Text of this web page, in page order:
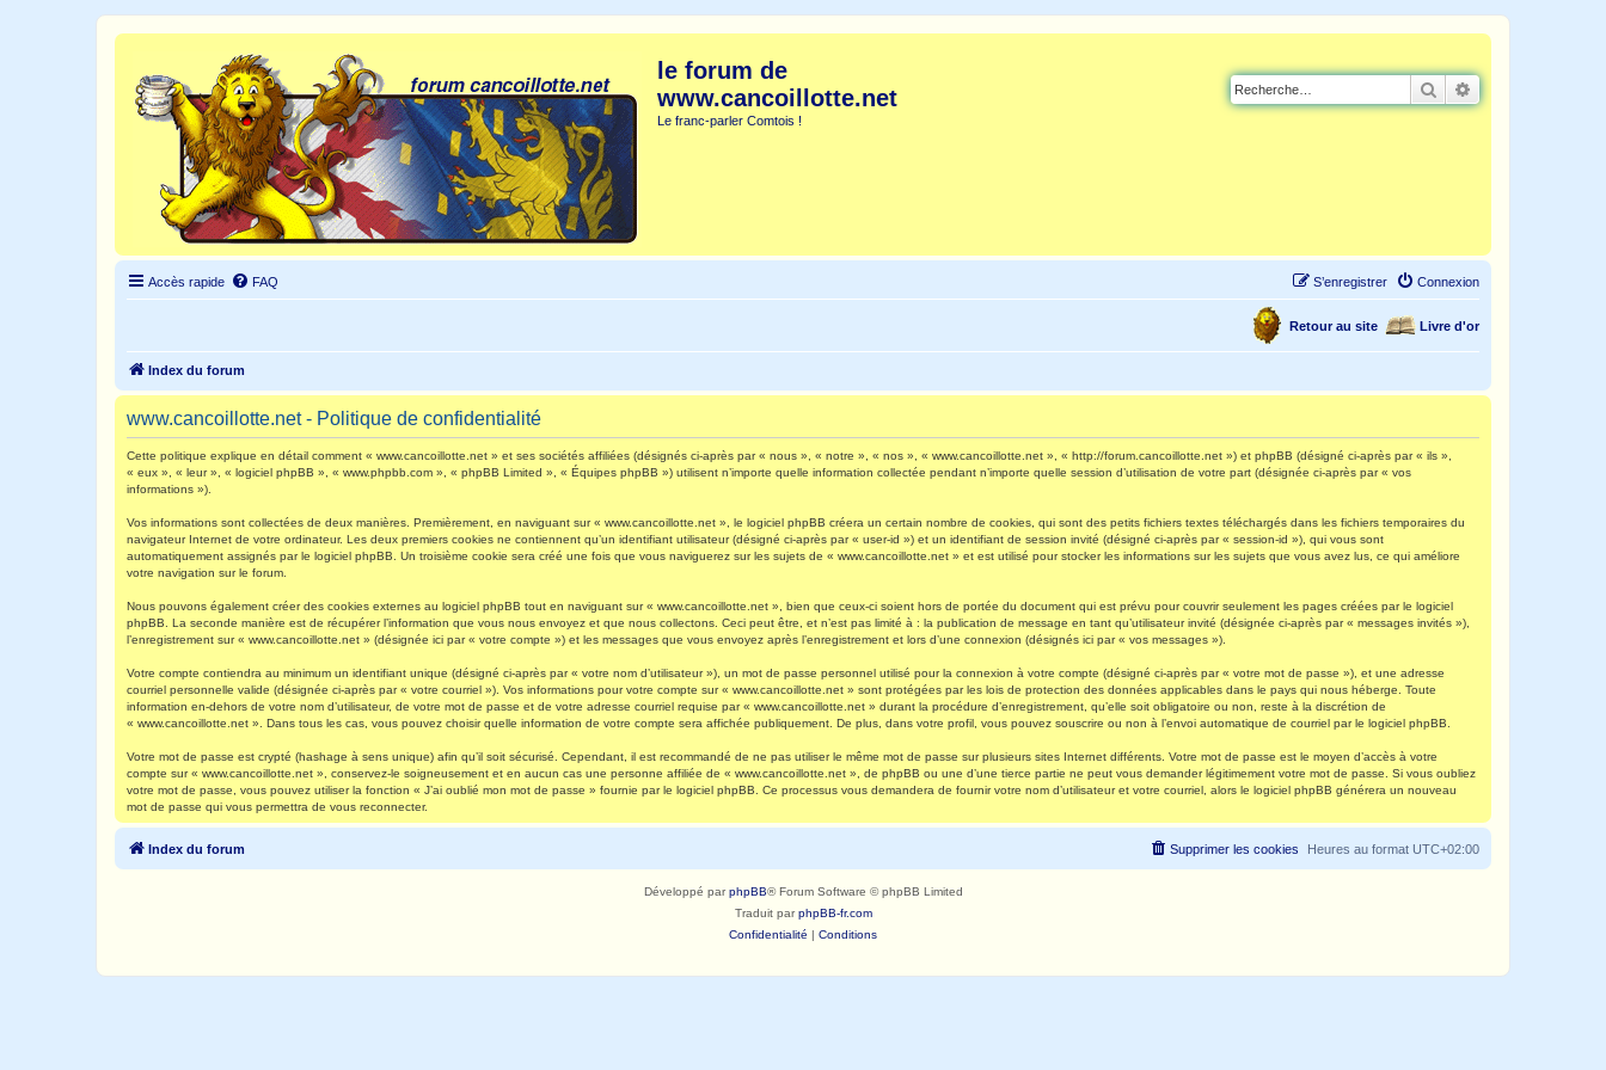
le forum de
www.cancoillotte.net
Le franc-parler Comtois !
Rechercher
Accès rapide FAQ Connexion
S’enregistrer
Livre d'or
Retour au site
Index du forum
www.cancoillotte.net - Politique de confidentialité
Cette politique explique en détail comment « www.cancoillotte.net » et ses sociétés affiliées (désignés ci-après par « nous », « notre », « nos », « www.cancoillotte.net », « http://forum.cancoillotte.net ») et phpBB (désigné ci-après par « ils »,
« eux », « leur », « logiciel phpBB », « www.phpbb.com », « phpBB Limited », « Équipes phpBB ») utilisent n’importe quelle information collectée pendant n’importe quelle session d’utilisation de votre part (désignée ci-après par « vos
informations »).
Vos informations sont collectées de deux manières. Premièrement, en naviguant sur « www.cancoillotte.net », le logiciel phpBB créera un certain nombre de cookies, qui sont des petits fichiers textes téléchargés dans les fichiers temporaires du
navigateur Internet de votre ordinateur. Les deux premiers cookies ne contiennent qu’un identifiant utilisateur (désigné ci-après par « user-id ») et un identifiant de session invité (désigné ci-après par « session-id »), qui vous sont
automatiquement assignés par le logiciel phpBB. Un troisième cookie sera créé une fois que vous naviguerez sur les sujets de « www.cancoillotte.net » et est utilisé pour stocker les informations sur les sujets que vous avez lus, ce qui améliore
votre navigation sur le forum.
Nous pouvons également créer des cookies externes au logiciel phpBB tout en naviguant sur « www.cancoillotte.net », bien que ceux-ci soient hors de portée du document qui est prévu pour couvrir seulement les pages créées par le logiciel
phpBB. La seconde manière est de récupérer l’information que vous nous envoyez et que nous collectons. Ceci peut être, et n’est pas limité à : la publication de message en tant qu’utilisateur invité (désignée ci-après par « messages invités »),
l’enregistrement sur « www.cancoillotte.net » (désignée ici par « votre compte ») et les messages que vous envoyez après l’enregistrement et lors d’une connexion (désignés ici par « vos messages »).
Votre compte contiendra au minimum un identifiant unique (désigné ci-après par « votre nom d’utilisateur »), un mot de passe personnel utilisé pour la connexion à votre compte (désigné ci-après par « votre mot de passe »), et une adresse
courriel personnelle valide (désignée ci-après par « votre courriel »). Vos informations pour votre compte sur « www.cancoillotte.net » sont protégées par les lois de protection des données applicables dans le pays qui nous héberge. Toute
information en-dehors de votre nom d’utilisateur, de votre mot de passe et de votre adresse courriel requise par « www.cancoillotte.net » durant la procédure d’enregistrement, qu’elle soit obligatoire ou non, reste à la discrétion de
« www.cancoillotte.net ». Dans tous les cas, vous pouvez choisir quelle information de votre compte sera affichée publiquement. De plus, dans votre profil, vous pouvez souscrire ou non à l’envoi automatique de courriel par le logiciel phpBB.
Votre mot de passe est crypté (hashage à sens unique) afin qu’il soit sécurisé. Cependant, il est recommandé de ne pas utiliser le même mot de passe sur plusieurs sites Internet différents. Votre mot de passe est le moyen d’accès à votre
compte sur « www.cancoillotte.net », conservez-le soigneusement et en aucun cas une personne affiliée de « www.cancoillotte.net », de phpBB ou une d’une tierce partie ne peut vous demander légitimement votre mot de passe. Si vous oubliez
votre mot de passe, vous pouvez utiliser la fonction « J’ai oublié mon mot de passe » fournie par le logiciel phpBB. Ce processus vous demandera de fournir votre nom d’utilisateur et votre courriel, alors le logiciel phpBB générera un nouveau
mot de passe qui vous permettra de vous reconnecter.
Index du forum Heures au format UTC+02:00
Supprimer les cookies
Développé parphpBB® Forum Software © phpBB Limited
Traduit parphpBB-fr.com
Confidentialité | Conditions